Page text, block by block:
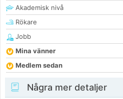
Akademisk nivå
Rökare
Jobb
Mina vänner
Medlem sedan
Några mer detaljer